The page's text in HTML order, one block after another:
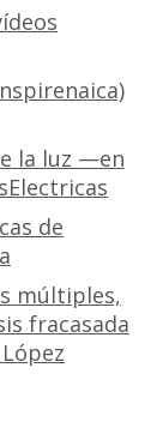
la luz —en
de
múltiples,
fracasada